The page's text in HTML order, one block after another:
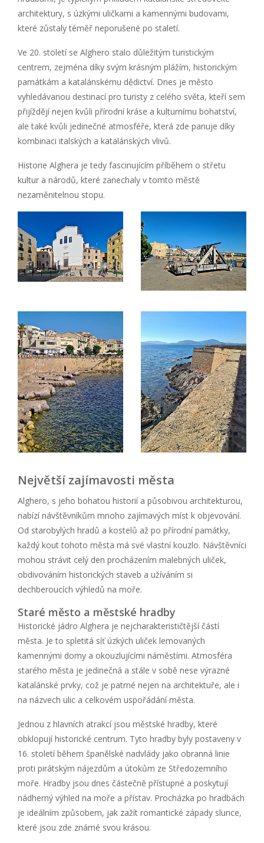
architektury, s úzkými uličkami a kamennými budovami,
které zůstaly téměř neporušené po staletí.
Ve 20. století se Alghero stalo důležitým turistickým
centrem, zejména díky svým krásným plážím, historickým
památkám a katalánskému dědictví. Dnes je město
vyhledávanou destinací pro turisty z celého světa, kteří sem
přijíždějí nejen kvůli přírodní kráse a kulturnímu bohatství,
ale také kvůli jedinečné atmosféře, která zde panuje díky
kombinaci italských a katalánských vlivů.
Historie Alghera je tedy fascinujícím příběhem o střetu
kultur a národů, které zanechaly v tomto městě
nezaměnitelnou stopu.
Největší zajímavosti města
Alghero, s jeho bohatou historií a působivou architekturou,
nabízí návštěvníkům mnoho zajímavých míst k objevování.
Od starobylých hradů a kostelů až po přírodní památky,
každý kout tohoto města má své vlastní kouzlo. Návštěvníci
mohou strávit celý den procházením malebných uliček,
obdivováním historických staveb a užíváním si
dechberoucích výhledů na moře.
Staré město a městské hradby
Historické jádro Alghera je nejcharakterističtější částí
města. Je to spletitá síť úzkých uliček lemovaných
kamennými domy a okouzlujícími náměstími. Atmosféra
starého města je jedinečná a stále v sobě nese výrazné
katalánské prvky, což je patrné nejen na architektuře, ale i
na názvech ulic a celkovém uspořádání města.
Jednou z hlavních atrakcí jsou městské hradby, které
obklopují historické centrum. Tyto hradby byly postaveny v
16. století během španělské nadvlády jako obranná linie
proti pirátským nájezdům a útokům ze Středozemního
moře. Hradby jsou dnes částečně přístupné a poskytují
nádherný výhled na moře a přístav. Procházka po hradbách
je ideálním způsobem, jak zažít romantické západy slunce,
které jsou zde známé svou krásou.